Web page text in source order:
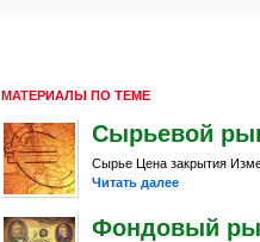
МАТЕРИАЛЫ ПО ТЕМЕ
Сырьевой
Сырье Цена закрытия
Читать далее
Фондовый